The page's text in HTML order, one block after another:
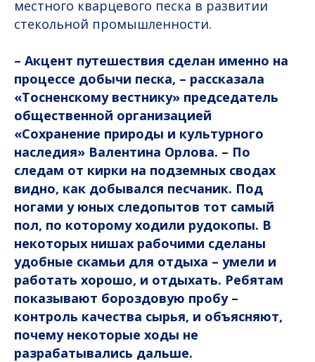
местного кварцевого песка в развитии
стекольной промышленности.
– Акцент путешествия сделан именно на
процессе добычи песка, – рассказала
«Тосненскому вестнику» председатель
общественной организацией
«Сохранение природы и культурного
наследия» Валентина Орлова. – По
следам от кирки на подземных сводах
видно, как добывался песчаник. Под
ногами у юных следопытов тот самый
пол, по которому ходили рудокопы. В
некоторых нишах рабочими сделаны
удобные скамьи для отдыха – умели и
работать хорошо, и отдыхать. Ребятам
показывают бороздовую пробу –
контроль качества сырья, и объясняют,
почему некоторые ходы не
разрабатывались дальше.